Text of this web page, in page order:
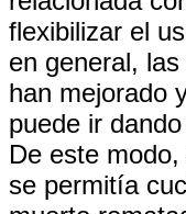
flexibilizar el
en general,
han mejorado
puede ir
De este
se permitía